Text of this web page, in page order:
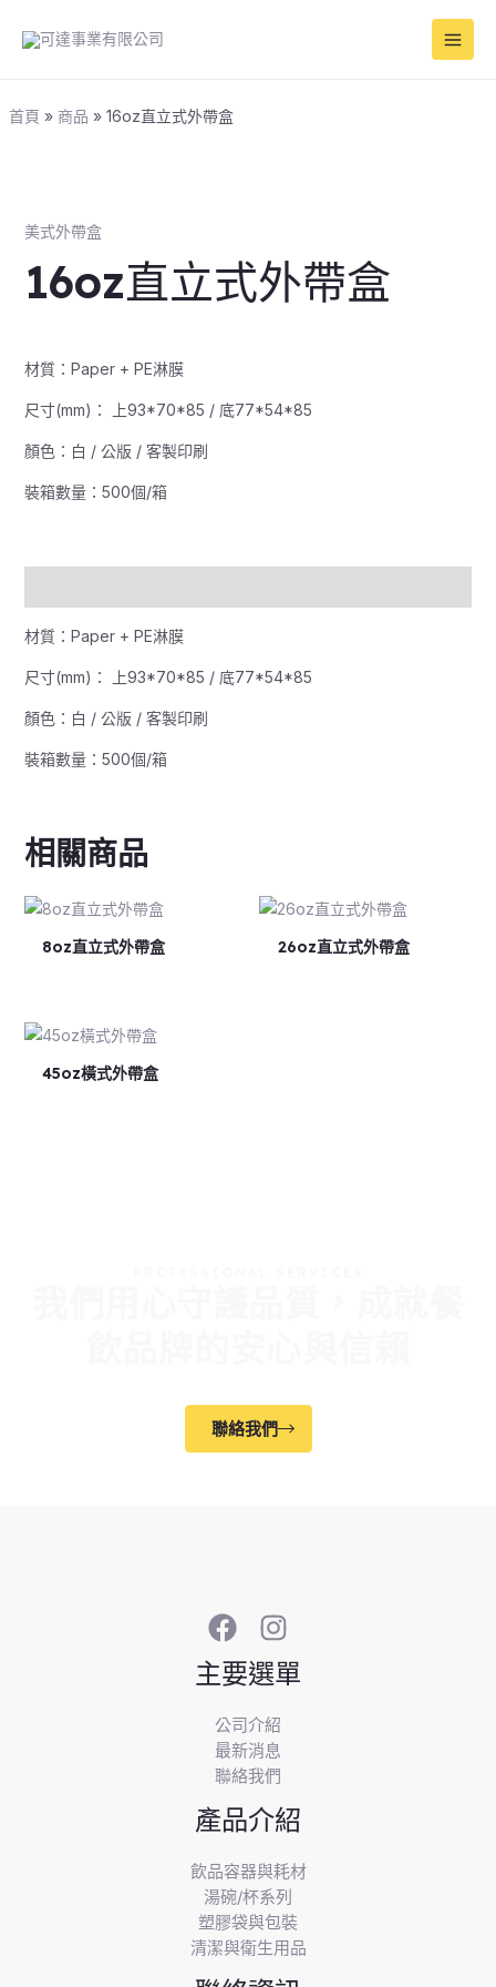
內
Main
首頁 商品 16oz直立式外帶盒
美式外帶盒
16oz直立式外帶盒
材質：Paper + PE淋膜
尺寸(mm)： 上93*70*85 / 底77*54*85
顏色：白 / 公版 / 客製印刷
裝箱數量：500個/箱
材質：Paper + PE淋膜
尺寸(mm)： 上93*70*85 / 底77*54*85
顏色：白 / 公版 / 客製印刷
裝箱數量：500個/箱
相關商品
8oz直立式外帶盒 26oz直立式外帶盒
45oz橫式外帶盒
聯絡我們
主要選單
公司介紹
最新消息
聯絡我們
產品介紹
飲品容器與耗材
湯碗/杯系列
塑膠袋與包裝
清潔與衛生用品